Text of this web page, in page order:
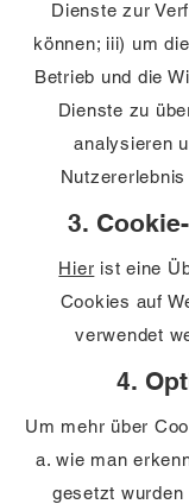
Dienste zur
können; iii) um
Betrieb und die
Dienste zu
analysieren
3.
Hier ist eine
Cookies auf
verwendet
4.
Um mehr über
a. wie man
gesetzt